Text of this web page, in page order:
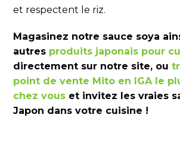
et respectent le riz.
Magasinez notre sauce soya
autres produits japonais pour
directement sur notre site, ou
point de vente Mito en IGA le
chez vous et invitez les vraies
Japon dans votre cuisine !